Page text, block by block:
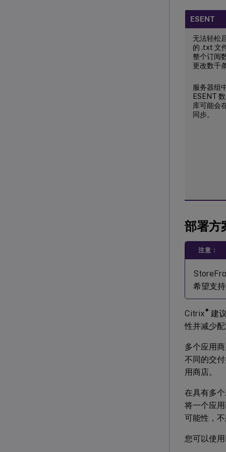
ESENT
无法轻松
的 .txt 文
整个订阅
更改数千
服务器组
ESENT
库可能会
同步。
部署方
注意：
希望支
Citrix® 建
性并减少
多个应用
不同的交
用商店。
在具有多
将一个应
可能性，
您可以使